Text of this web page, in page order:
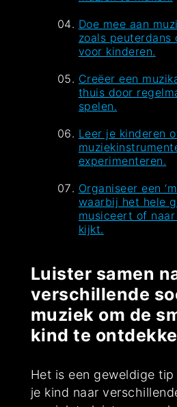
Doe mee aan
zoals peuterdans
voor kinderen.
Creëer een
thuis door
spelen.
Leer je kinderen
experimenteren.
Organiseer een
waarbij het hele
musiceert of
kijkt.
Luister samen
verschillende
muziek om de
kind te
Het is een geweldige
je kind naar